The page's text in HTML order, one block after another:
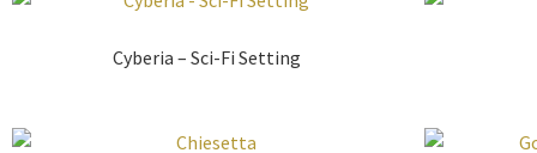
Cyberia – Sci-Fi Setting